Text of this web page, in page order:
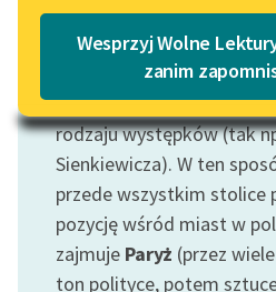
Lektury szkolne i klasyka
literatury do słuchania dla
uczennic i uczniów z
niepełnosprawnościami
E-kolekcja lektur
szkolnych i literatury do
słuchania dla uczennic i
uczniów z
Wesprzyj Wolne
zanim
zepsucia (Sodomy,
żyjący w oderwaniu od
korzeni, żyjący
dopuszczają się
rodzaju występków (tak
Sienkiewicza). W ten
przede wszystkim stolice
pozycję wśród miast w
zajmuje Paryż (przez
ton polityce, potem